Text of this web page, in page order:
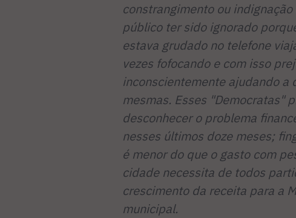
constrangimento ou
público ter sido ignorado
estava grudado no telefone
vezes fofocando e com isso
inconscientemente ajudando a
mesmas. Esses "Democratas"
desconhecer o problema
nesses últimos doze meses;
é menor do que o gasto com
cidade necessita de todos
crescimento da receita para a
municipal.